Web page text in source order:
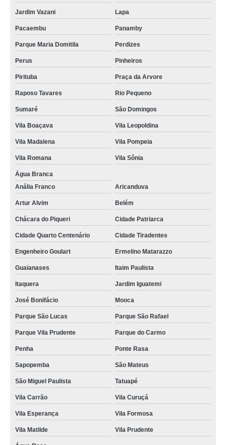
Jardim Vazani Lapa
Pacaembu Panamby
Parque Maria Domitila Perdizes
Perus Pinheiros
Pirituba Praça da Arvore
Raposo Tavares Rio Pequeno
Sumaré São Domingos
Vila Boaçava Vila Leopoldina
Vila Madalena Vila Pompeia
Vila Romana Vila Sônia
Água Branca
Anália Franco
Aricanduva
Artur Alvim Belém
Chácara do Piqueri Cidade Patriarca
Cidade Quarto Centenário Cidade Tiradentes
Engenheiro Goulart Ermelino Matarazzo
Guaianases Itaim Paulista
Itaquera Jardim Iguatemi
José Bonifácio Mooca
Parque São Lucas Parque São Rafael
Parque Vila Prudente Parque do Carmo
Penha Ponte Rasa
Sapopemba São Mateus
São Miguel Paulista Tatuapé
Vila Carrão Vila Curuçá
Vila Esperança Vila Formosa
Vila Matilde Vila Prudente